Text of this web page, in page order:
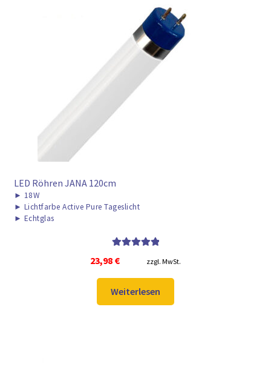
LED Röhren JANA 120cm
► 18W
► Lichtfarbe Active Pure Tageslicht
► Echtglas
23,98 € zzgl. MwSt.
Weiterlesen